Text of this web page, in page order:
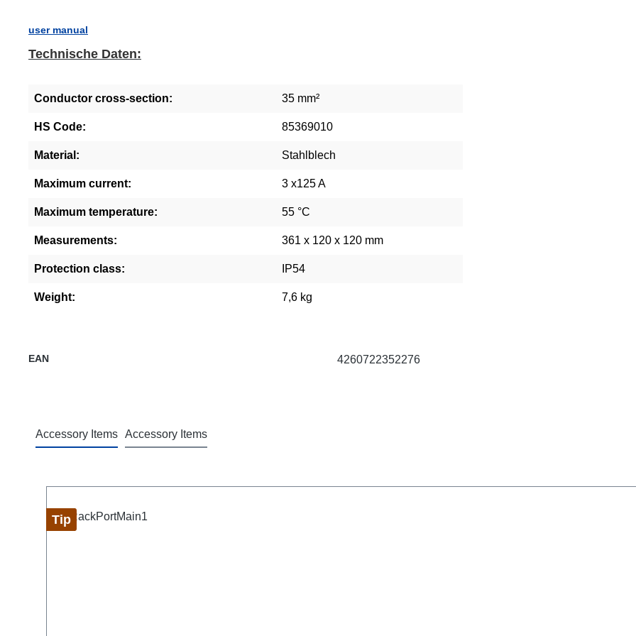
user manual
Technische Daten:
Conductor cross-section: 35 mm²
HS Code: 85369010
Material: Stahlblech
Maximum current: 3 x125 A
Maximum temperature: 55 °C
Measurements: 361 x 120 x 120 mm
Protection class: IP54
Weight: 7,6 kg
EAN 4260722352276
Accessory Items Accessory Items
Tip